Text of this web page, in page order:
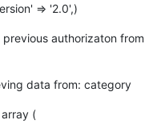
=> '2.0',)
authorizaton from
data from: category
(